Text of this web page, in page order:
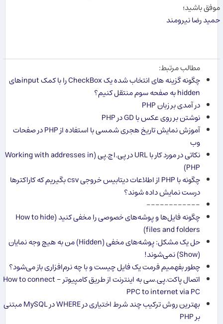
موفق باشید؛
حمید رضا نیرومند
مطالب مرتبط:
چگونه گزینه های انتخاب شده یک CheckBox را با کمک inputهای
hidden به صفحه سوم منتقل کنیم؟
در آمدی بر زبان PHP
نوشتن بر روی عکس با GD در PHP
آموزش نمایش تاریخ هجری شمسی با استفاده از PHP در صفحات
وب
نکاتی در مورد کار با URL در پی.اچ.پی (Working with addresses in
PHP)
چگونه با PHP از اطلاعات دیتابیس خروجی csv بگیریم که کاراکترها
درست نمایش داده شوند؟
------------
چگونه فایل‌ها و پوشه‌های خصوصی را مخفی کنید (How to hide
files and folders)
حل یک مشکل: پوشه‌های مخفی (Hidden) من به هیچ وجه نمایان
(Show) نمی‌شوند!
چطور بفهمیم فرمت یک فایل چیست و با چه نرم‌افزاری باز می‌شود؟
اتصال پاکت.پی.سی به اینترنت از طریق کامپیوتر - How to connect
PPC to internet via PC
بهترین روش ترکیب چند شرط اختیاری در WHERE در MySQL مبتنی
بر PHP